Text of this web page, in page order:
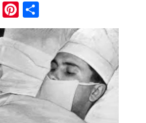
X
Pi
nt
er
es
t
ha
re